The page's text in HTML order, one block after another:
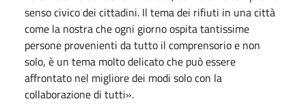
senso civico dei cittadini. Il tema dei rifiuti in una città
come la nostra che ogni giorno ospita tantissime
persone provenienti da tutto il comprensorio e non
solo, è un tema molto delicato che può essere
affrontato nel migliore dei modi solo con la
collaborazione di tutti».